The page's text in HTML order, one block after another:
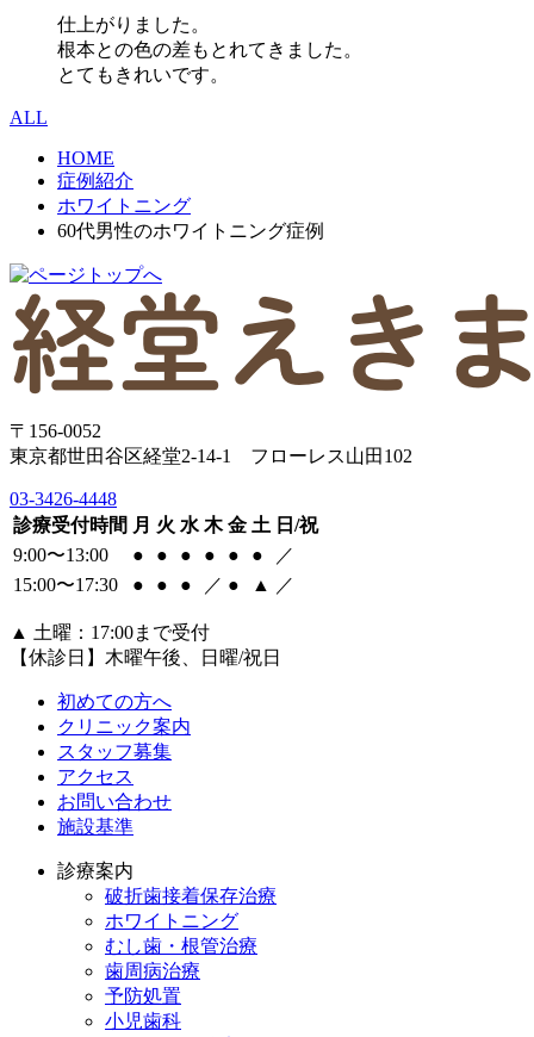
仕上がりました。
根本との色の差もとれてきました。
とてもきれいです。
ALL
HOME
症例紹介
ホワイトニング
60代男性のホワイトニング症例
〒156-0052
東京都世田谷区経堂2-14-1 フローレス山田102
03-3426-4448
診療受付時間 月 火 水 木 金 土 日/祝
9:00〜13:00
● ● ● ● ● ●
／
15:00〜17:30
● ● ● ／ ● ▲ ／
▲ 土曜：17:00まで受付
【休診日】木曜午後、日曜/祝日
初めての方へ
クリニック案内
スタッフ募集
アクセス
お問い合わせ
施設基準
診療案内
破折歯接着保存治療
ホワイトニング
むし歯・根管治療
歯周病治療
予防処置
小児歯科